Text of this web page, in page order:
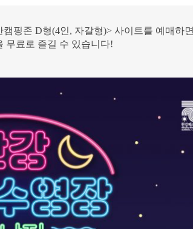
핑존 D형(4인, 자갈형)> 사이트를 예매하면
무료로 즐길 수 있습니다!